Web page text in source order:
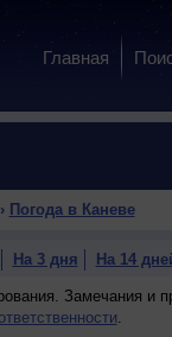
Главная
› Погода в Каневе
На 3 дня На 14
Замечания и
.